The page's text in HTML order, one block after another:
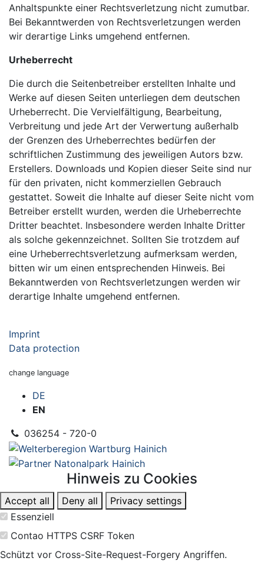
Anhaltspunkte einer Rechtsverletzung nicht zumutbar.
Bei Bekanntwerden von Rechtsverletzungen werden
wir derartige Links umgehend entfernen.
Urheberrecht
Die durch die Seitenbetreiber erstellten Inhalte und
Werke auf diesen Seiten unterliegen dem deutschen
Urheberrecht. Die Vervielfältigung, Bearbeitung,
Verbreitung und jede Art der Verwertung außerhalb
der Grenzen des Urheberrechtes bedürfen der
schriftlichen Zustimmung des jeweiligen Autors bzw.
Erstellers. Downloads und Kopien dieser Seite sind nur
für den privaten, nicht kommerziellen Gebrauch
gestattet. Soweit die Inhalte auf dieser Seite nicht vom
Betreiber erstellt wurden, werden die Urheberrechte
Dritter beachtet. Insbesondere werden Inhalte Dritter
als solche gekennzeichnet. Sollten Sie trotzdem auf
eine Urheberrechtsverletzung aufmerksam werden,
bitten wir um einen entsprechenden Hinweis. Bei
Bekanntwerden von Rechtsverletzungen werden wir
derartige Inhalte umgehend entfernen.
Imprint
Data protection
change language
DE
EN
036254 - 720-0
Hinweis zu Cookies
Accept all Deny all
Privacy settings
Essenziell
Contao HTTPS CSRF Token
Schützt vor Cross-Site-Request-Forgery Angriffen.